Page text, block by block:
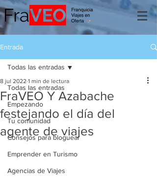
Entrada
Todas las entradas
Empezando
Tu comunidad
Consejos para bloguear
Emprender en Turismo
Agencias de Viajes
Todas las entradas
FraVEO Y Azabache
festejando el día del
agente de viajes
8 jul 2022 1 min de lectura